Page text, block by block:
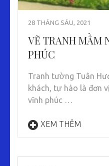
28 THÁNG SÁU, 2021
VẼ TRANH MẦM
PHÚC
Tranh tường Tuân
khách, tự hào là đơn
vĩnh phúc …
XEM THÊM